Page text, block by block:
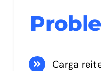
Carga